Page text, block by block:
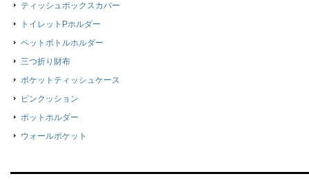
ティッシュボックスカバー
トイレットPホルダー
ペットボトルホルダー
三つ折り財布
ポケットティッシュケース
ピンクッション
ポットホルダー
ウォールポケット